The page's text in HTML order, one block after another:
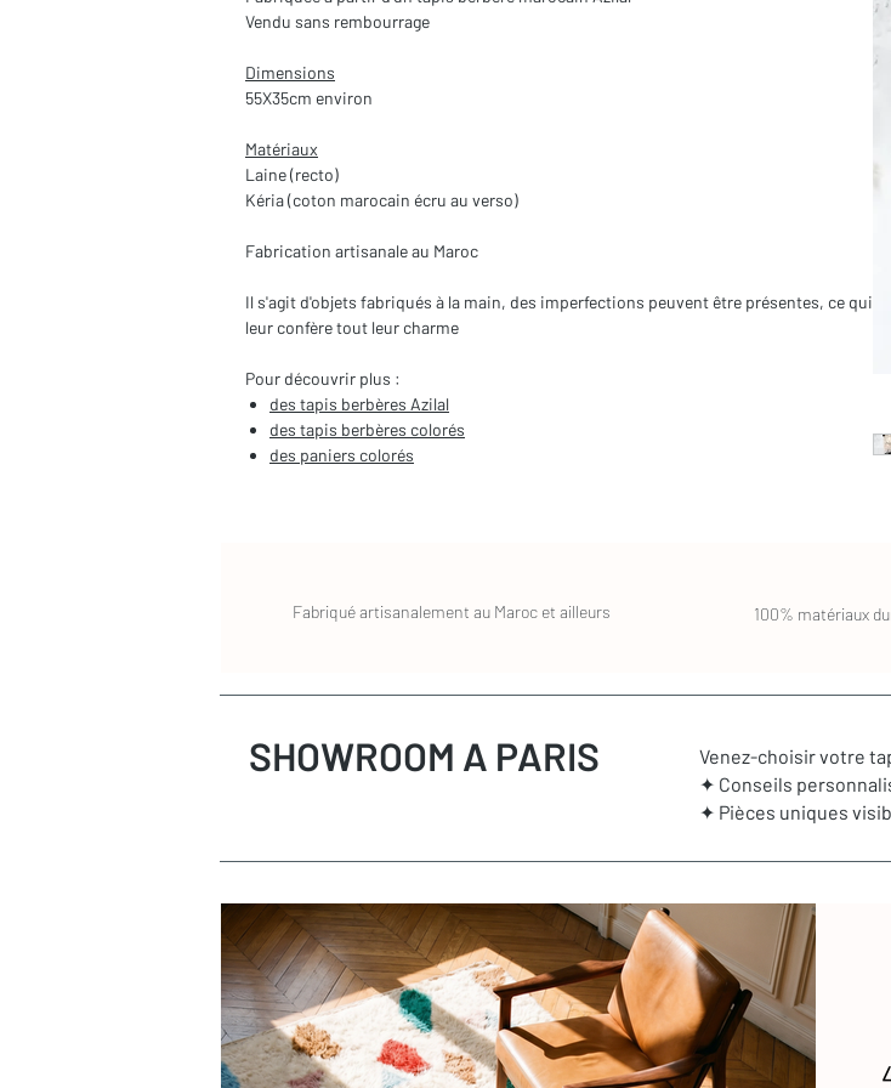
Vendu sans rembourrage
Dimensions
55X35cm environ
Matériaux
Laine (recto)
Kéria (coton marocain écru au verso)
Fabrication artisanale au Maroc
Il s'agit d'objets fabriqués à la main, des imperfections peuvent être présentes, ce qui
leur confère tout leur charme
Pour découvrir plus :
des tapis berbères Azilal
des tapis berbères colorés
des paniers colorés
Fabriqué artisanalement au Maroc et ailleurs 100% matériaux
SHOWROOM A PARIS
Venez-choisir votre
✦ Conseils
✦ Pièces uniques